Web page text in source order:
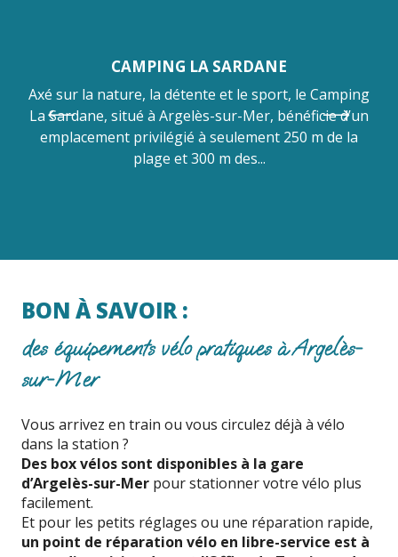
CAMPING LA SARDANE
Axé sur la nature, la détente et le sport, le Camping
La Sardane, situé à Argelès-sur-Mer, bénéficie d’un
emplacement privilégié à seulement 250 m de la
plage et 300 m des...
BON À SAVOIR :
des équipements vélo pratiques à Argelès-
sur-Mer
Vous arrivez en train ou vous circulez déjà à vélo
dans la station ?
Des box vélos sont disponibles à la gare
d’Argelès-sur-Mer pour stationner votre vélo plus
facilement.
Et pour les petits réglages ou une réparation rapide,
un point de réparation vélo en libre-service est à